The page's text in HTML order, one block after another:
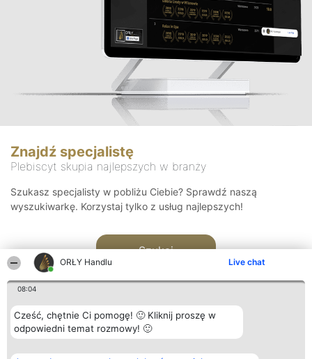
ORŁY Handlu Live chat
08:04
Cześć, chętnie Ci pomogę! 🙂 Kliknij proszę w
odpowiedni temat rozmowy! 🙂
Znajdź specjalistę
Plebiscyt skupia najlepszych w branży
Szukasz specjalisty w pobliżu Ciebie? Sprawdź naszą
wyszukiwarkę. Korzystaj tylko z usług najlepszych!
Szukaj
Organizator plebiscytu Plebiscyt Kontakt